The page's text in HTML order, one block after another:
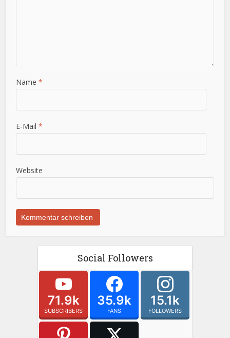
Name*
E-Mail*
Website
Social Followers
71.9k
SUBSCRIBERS
35.9k
FANS
15.1k
FOLLOWERS